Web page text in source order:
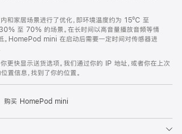
和家居场景进行了优化，即环境温度约为 15ºC 至
至 70% 的场景。在长时间以高音量播放音频等情
。HomePod mini 在启动后需要一定时间对传感器进
更快显示送货选项。我们通过你的 IP 地址，或者你在上次
信息，找到了你的位置。
购买 HomePod mini